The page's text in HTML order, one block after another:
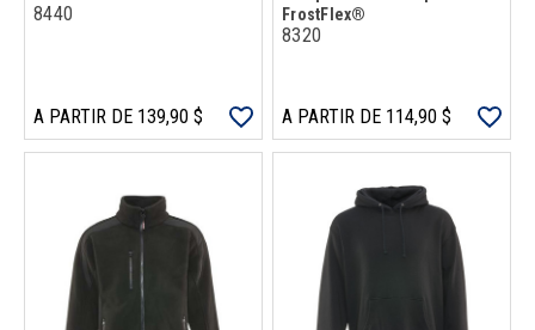
8440
A PARTIR DE 139,90 $
FrostFlex®
8320
A PARTIR DE 114,90 $